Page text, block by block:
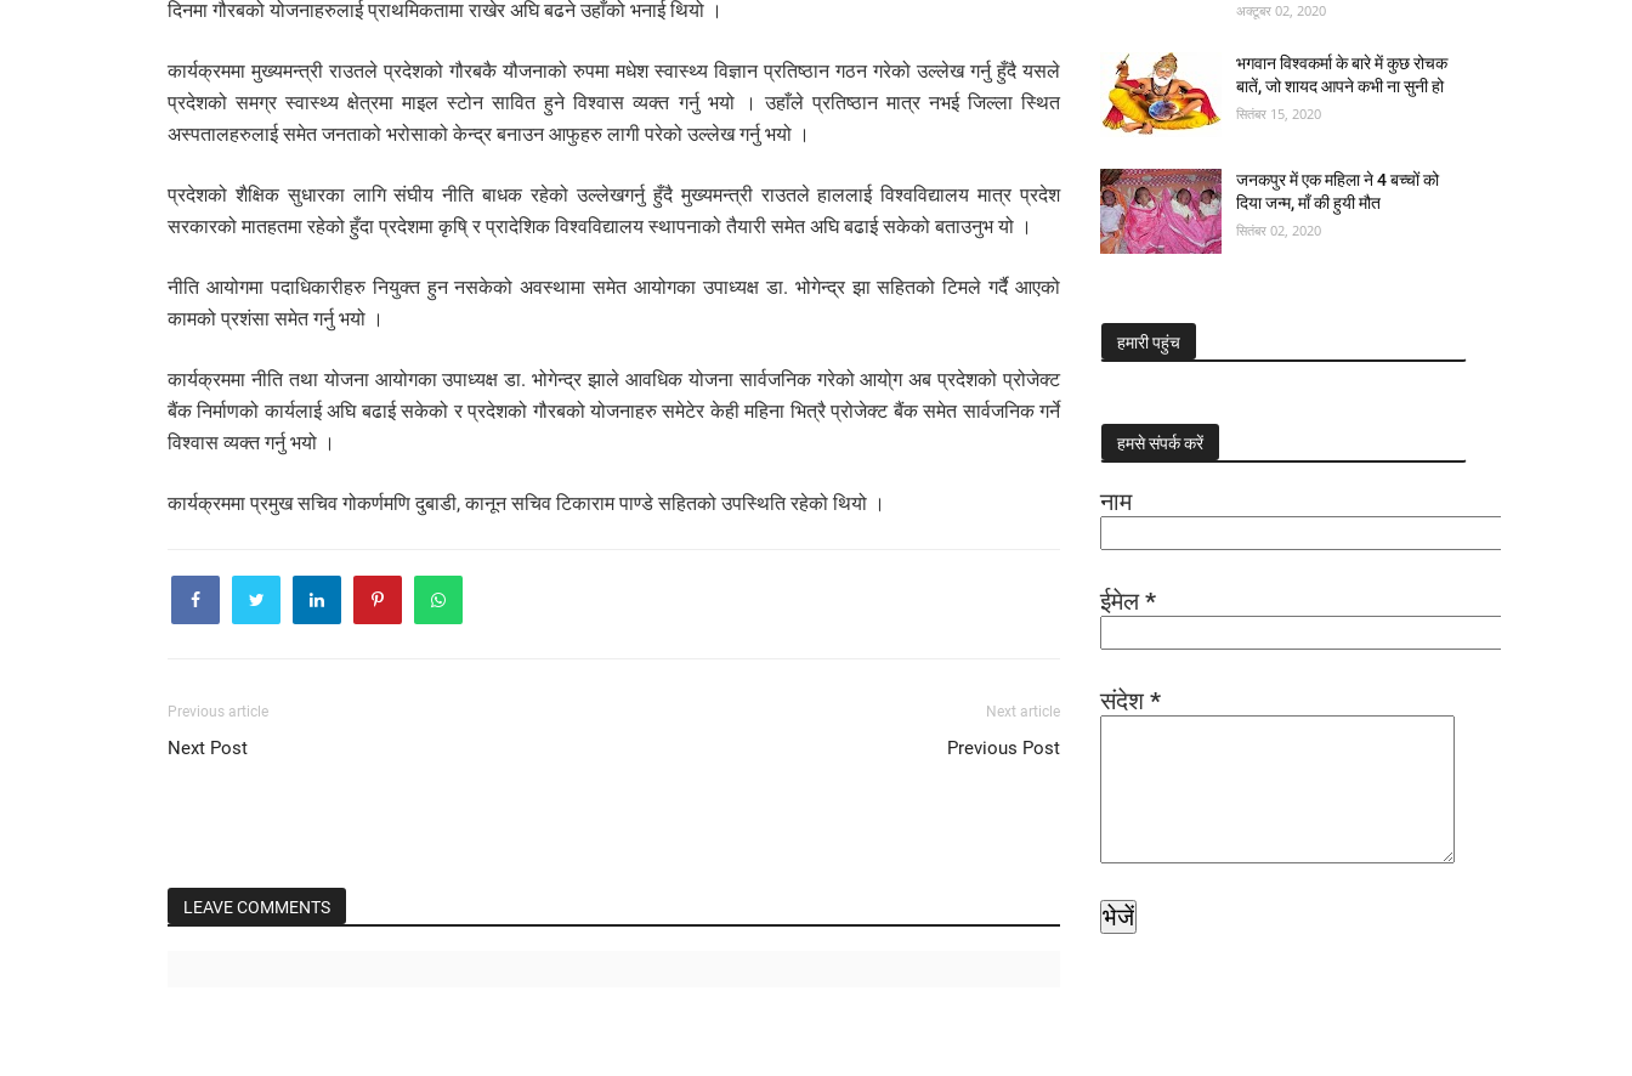
दिनमा गौरबको योजनाहरुलाई प्राथमिकतामा राखेर अघि बढने उहाँको भनाई थियो ।
कार्यक्रममा मुख्यमन्त्री राउतले प्रदेशको गौरबकै यौजनाको रुपमा मधेश स्वास्थ्य विज्ञान प्रतिष्ठान गठन गरेको उल्लेख गर्नु हुँदै यसले
प्रदेशको समग्र स्वास्थ्य क्षेत्रमा माइल स्टोन सावित हुने विश्वास व्यक्त गर्नु भयो । उहाँले प्रतिष्ठान मात्र नभई जिल्ला स्थित
अस्पतालहरुलाई समेत जनताको भरोसाको केन्द्र बनाउन आफुहरु लागी परेको उल्लेख गर्नु भयो ।
प्रदेशको शैक्षिक सुधारका लागि संघीय नीति बाधक रहेको उल्लेखगर्नु हुँदै मुख्यमन्त्री राउतले हाललाई विश्वविद्यालय मात्र प्रदेश
सरकारको मातहतमा रहेको हुँदा प्रदेशमा कृषि् र प्रादेशिक विश्वविद्यालय स्थापनाको तैयारी समेत अघि बढाई सकेको बताउनुभ यो ।
नीति आयोगमा पदाधिकारीहरु नियुक्त हुन नसकेको अवस्थामा समेत आयोगका उपाध्यक्ष डा. भोगेन्द्र झा सहितको टिमले गर्दै आएको
कामको प्रशंसा समेत गर्नु भयो ।
कार्यक्रममा नीति तथा योजना आयोगका उपाध्यक्ष डा. भोगेन्द्र झाले आवधिक योजना सार्वजनिक गरेको आयो्ग अब प्रदेशको प्रोजेक्ट
बैंक निर्माणको कार्यलाई अघि बढाई सकेको र प्रदेशको गौरबको योजनाहरु समेटेर केही महिना भित्रै प्रोजेक्ट बैंक समेत सार्वजनिक गर्ने
विश्वास व्यक्त गर्नु भयो ।
कार्यक्रममा प्रमुख सचिव गोकर्णमणि दुबाडी, कानून सचिव टिकाराम पाण्डे सहितको उपस्थिति रहेको थियो ।
Previous article
Next Post
Next article
Previous Post
LEAVE COMMENTS
अक्टूबर 02, 2020
भगवान विश्वकर्मा के बारे में कुछ रोचक
बातें, जो शायद आपने कभी ना सुनी हो
सितंबर 15, 2020
जनकपुर में एक महिला ने 4 बच्चों को
दिया जन्म, माँ की हुयी मौत
सितंबर 02, 2020
हमारी पहुंच
हमसे संपर्क करें
नाम
ईमेल*
संदेश*